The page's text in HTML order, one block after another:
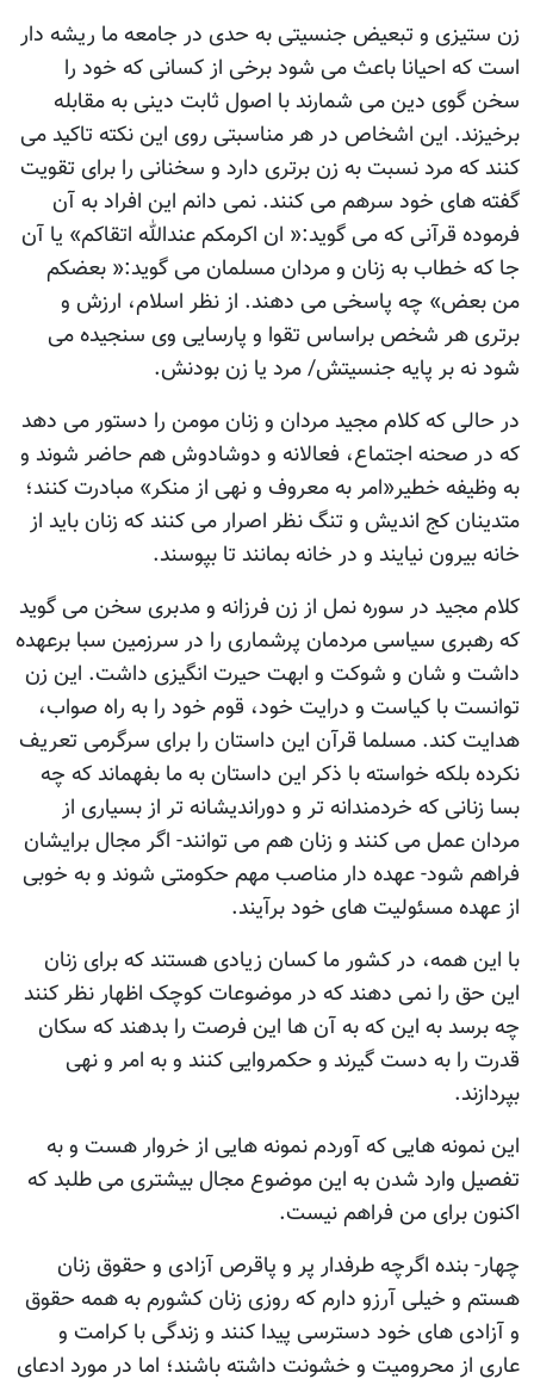
زن ستیزی و تبعیض جنسیتی به حدی در جامعه ما ریشه دار
است که احیانا باعث می شود برخی از کسانی که خود را
سخن گوی دین می شمارند با اصول ثابت دینی به مقابله
برخیزند. این اشخاص در هر مناسبتی روی این نکته تاکید می
کنند که مرد نسبت به زن برتری دارد و سخنانی را برای تقویت
گفته های خود سرهم می کنند. نمی دانم این افراد به آن
فرموده قرآنی که می گوید:« ان اکرمکم عندالله اتقاکم» یا آن
جا که خطاب به زنان و مردان مسلمان می گوید:« بعضکم
من بعض» چه پاسخی می دهند. از نظر اسلام، ارزش و
برتری هر شخص براساس تقوا و پارسایی وی سنجیده می
شود نه بر پایه جنسیتش/ مرد یا زن بودنش.
در حالی که کلام مجید مردان و زنان مومن را دستور می دهد
که در صحنه اجتماع، فعالانه و دوشادوش هم حاضر شوند و
به وظیفه خطیر«امر به معروف و نهی از منکر» مبادرت کنند؛
متدینان کج اندیش و تنگ نظر اصرار می کنند که زنان باید از
خانه بیرون نیایند و در خانه بمانند تا بپوسند.
کلام مجید در سوره نمل از زن فرزانه و مدبری سخن می گوید
که رهبری سیاسی مردمان پرشماری را در سرزمین سبا برعهده
داشت و شان و شوکت و ابهت حیرت انگیزی داشت. این زن
توانست با کیاست و درایت خود، قوم خود را به راه صواب،
هدایت کند. مسلما قرآن این داستان را برای سرگرمی تعریف
نکرده بلکه خواسته با ذکر این داستان به ما بفهماند که چه
بسا زنانی که خردمندانه تر و دوراندیشانه تر از بسیاری از
مردان عمل می کنند و زنان هم می توانند- اگر مجال برایشان
فراهم شود- عهده دار مناصب مهم حکومتی شوند و به خوبی
از عهده مسئولیت های خود برآیند.
با این همه، در کشور ما کسان زیادی هستند که برای زنان
این حق را نمی دهند که در موضوعات کوچک اظهار نظر کنند
چه برسد به این که به آن ها این فرصت را بدهند که سکان
قدرت را به دست گیرند و حکمروایی کنند و به امر و نهی
بپردازند.
این نمونه هایی که آوردم نمونه هایی از خروار هست و به
تفصیل وارد شدن به این موضوع مجال بیشتری می طلبد که
اکنون برای من فراهم نیست.
چهار- بنده اگرچه طرفدار پر و پاقرص آزادی و حقوق زنان
هستم و خیلی آرزو دارم که روزی زنان کشورم به همه حقوق
و آزادی های خود دسترسی پیدا کنند و زندگی با کرامت و
عاری از محرومیت و خشونت داشته باشند؛ اما در مورد ادعای